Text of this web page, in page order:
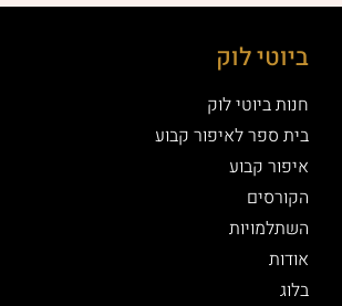
ביוטי לוק
חנות ביוטי לוק
בית ספר לאיפור קבוע
איפור קבוע
הקורסים
השתלמויות
אודות
בלוג